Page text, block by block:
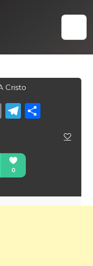
Cristo
Email